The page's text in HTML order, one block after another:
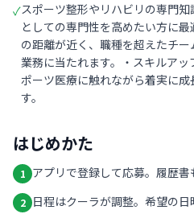
✓スポーツ整形やリハビリの専門
としての専門性を高めたい方に
の距離が近く、職種を超えたチ
業務に当たれます。・スキルア
ポーツ医療に触れながら着実に
す。
はじめかた
1 アプリで登録して応募。履歴
2 日程はクーラが調整。希望の